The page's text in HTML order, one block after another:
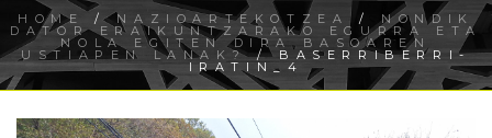
HOME / NAZIOARTEKOTZEA /NONDIK
DATOR ERAIKUNTZARAKO EGURRA ETA
NOLA EGITEN DIRA BASOAREN
USTIAPEN LANAK?/ BASERRIBERRI-
IRATIN_4